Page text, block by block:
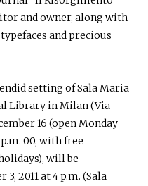
and owner, along with
and precious
setting of Sala Maria
Library in Milan (Via
16 (open Monday
00, with free
will be
2011 at 4 p.m. (Sala